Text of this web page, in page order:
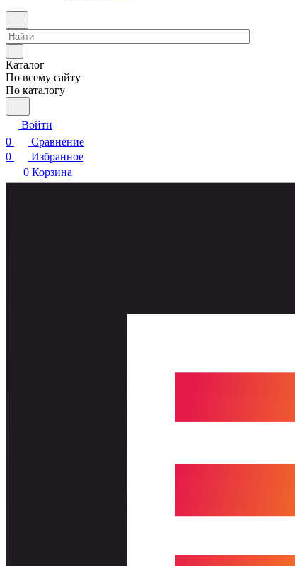
Каталог
По всему сайту
По каталогу
Войти
0
Сравнение
0
Избранное
0 Корзина